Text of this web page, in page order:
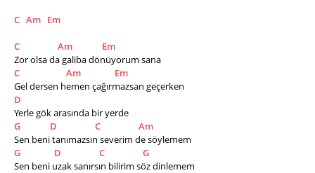
C Am Em
C Am
Em
Zor olsa da galiba dönüyorum sana
C
Am
Em
Gel dersen hemen çağırmazsan geçerken
D
Yerle gök arasında bir yerde
G
D C
Am
Sen beni tanımazsın severim de söylemem
G
D C
G
Sen beni uzak sanırsın bilirim söz dinlemem